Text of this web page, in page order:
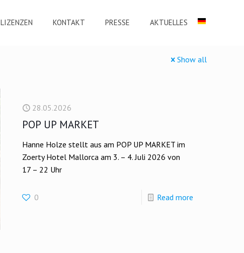
LIZENZEN KONTAKT PRESSE AKTUELLES
Show all
28.05.2026
POP UP MARKET
Hanne Holze stellt aus am POP UP MARKET im
Zoerty Hotel Mallorca am 3. – 4. Juli 2026 von
17 – 22 Uhr
0 Read more